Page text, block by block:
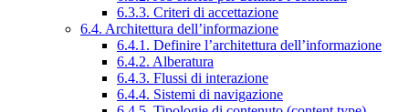
6.3.3. Criteri di accettazione
6.4. Architettura dell’informazione
6.4.1. Definire l’architettura dell’informazione
6.4.2. Alberatura
6.4.3. Flussi di interazione
6.4.4. Sistemi di navigazione